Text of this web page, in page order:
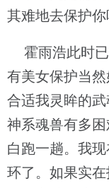
其难地去保护你
霍雨浩此时已
有美女保护当
合适我灵眸的
神系魂兽有多
白跑一趟。我
环了。如果实